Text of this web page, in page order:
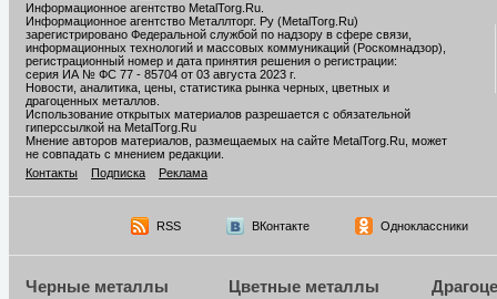
Информационное агентство MetalTorg.Ru
Информационное агентство Металлторг. Ру (MetalTorg.Ru)
зарегистрировано Федеральной службой по надзору в сфере связи,
информационных технологий и массовых коммуникаций (Роскомнадзор),
регистрационный номер и дата принятия решения о регистрации:
серия ИА № ФС 77 - 85704 от 03 августа 2023 г.
Новости, аналитика, цены, статистика рынка черных, цветных и
драгоценных металлов.
Использование открытых материалов разрешается с обязательной
гиперссылкой на MetalTorg.Ru
Мнение авторов материалов, размещаемых на сайте MetalTorg.Ru, может
не совпадать с мнением редакции.
Контакты
Подписка Реклама
RSS ВКонтакте Одноклассники
Черные металлы Цветные металлы